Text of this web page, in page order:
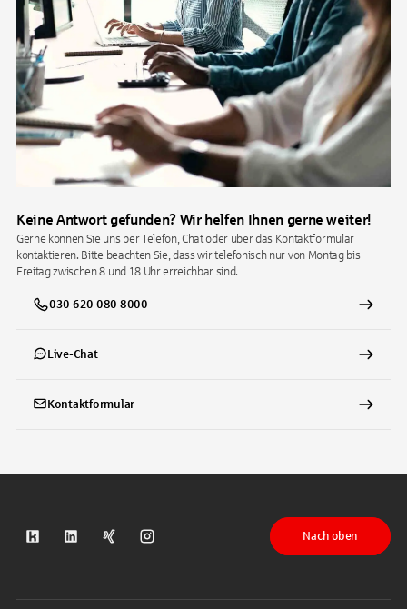
Keine Antwort gefunden? Wir helfen Ihnen gerne weiter!
Gerne können Sie uns per Telefon, Chat oder über das Kontaktformular
kontaktieren. Bitte beachten Sie, dass wir telefonisch nur von Montag bis
Freitag zwischen 8 und 18 Uhr erreichbar sind.
030 620 080 8000
Live-Chat
Kontaktformular
S-Kreditpartner auf Kununu
S-Kreditpartner auf LinkedIn
S-Kreditpartner auf Xing
S-Kreditpartner auf Instagram
Nach oben